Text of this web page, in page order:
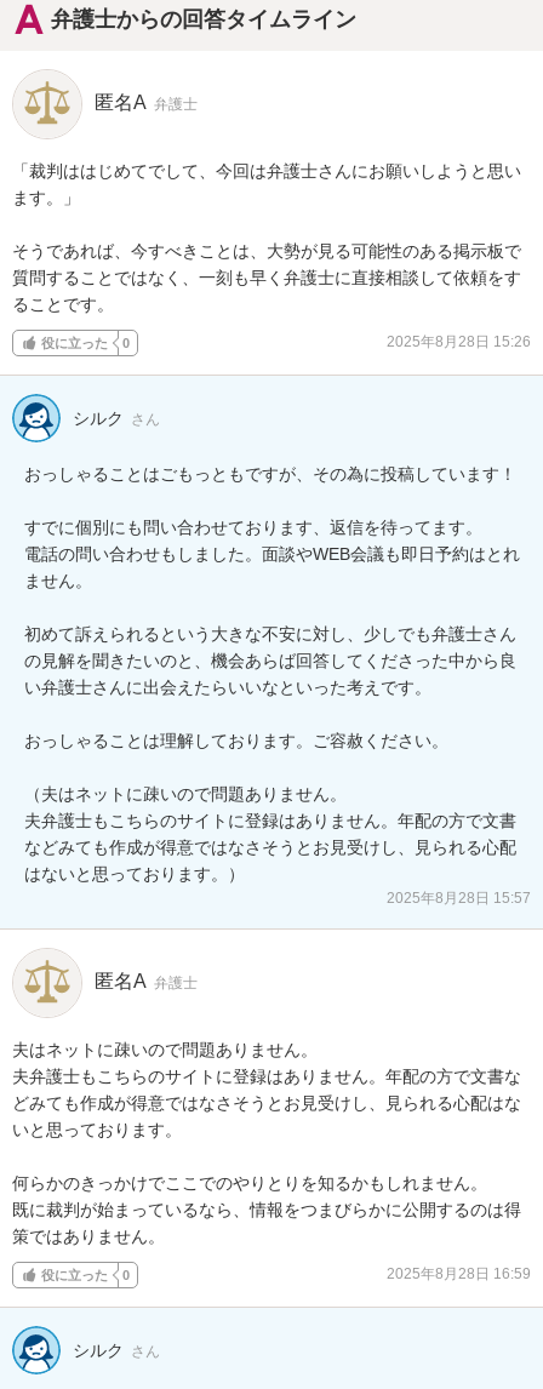
弁護士からの回答タイムライン
匿名A 弁護士
「裁判ははじめてでして、今回は弁護士さんにお願いしようと思い
ます。」
そうであれば、今すべきことは、大勢が見る可能性のある掲示板で
質問することではなく、一刻も早く弁護士に直接相談して依頼をす
ることです。
役に立った 0 2025年8月28日 15:26
シルク さん
おっしゃることはごもっともですが、その為に投稿しています！
すでに個別にも問い合わせております、返信を待ってます。
電話の問い合わせもしました。面談やWEB会議も即日予約はとれ
ません。
初めて訴えられるという大きな不安に対し、少しでも弁護士さん
の見解を聞きたいのと、機会あらば回答してくださった中から良
い弁護士さんに出会えたらいいなといった考えです。
おっしゃることは理解しております。ご容赦ください。
（夫はネットに疎いので問題ありません。
夫弁護士もこちらのサイトに登録はありません。年配の方で文書
などみても作成が得意ではなさそうとお見受けし、見られる心配
はないと思っております。）
2025年8月28日 15:57
匿名A 弁護士
夫はネットに疎いので問題ありません。
夫弁護士もこちらのサイトに登録はありません。年配の方で文書な
どみても作成が得意ではなさそうとお見受けし、見られる心配はな
いと思っております。
何らかのきっかけでここでのやりとりを知るかもしれません。
既に裁判が始まっているなら、情報をつまびらかに公開するのは得
策ではありません。
役に立った 0 2025年8月28日 16:59
シルク さん